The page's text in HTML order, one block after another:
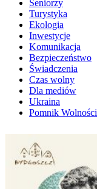
Seniorzy
Turystyka
Ekologia
Inwestycje
Komunikacja
Bezpieczeństwo
Świadczenia
Czas wolny
Dla mediów
Ukraina
Pomnik Wolności